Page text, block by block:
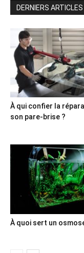
DERNIERS ARTICLES
À qui confier la
son pare-brise ?
À quoi sert un